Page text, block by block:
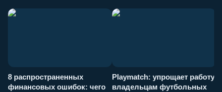
8 распространенных
финансовых ошибок: чего
Playmatch: упрощает работу
владельцам футбольных